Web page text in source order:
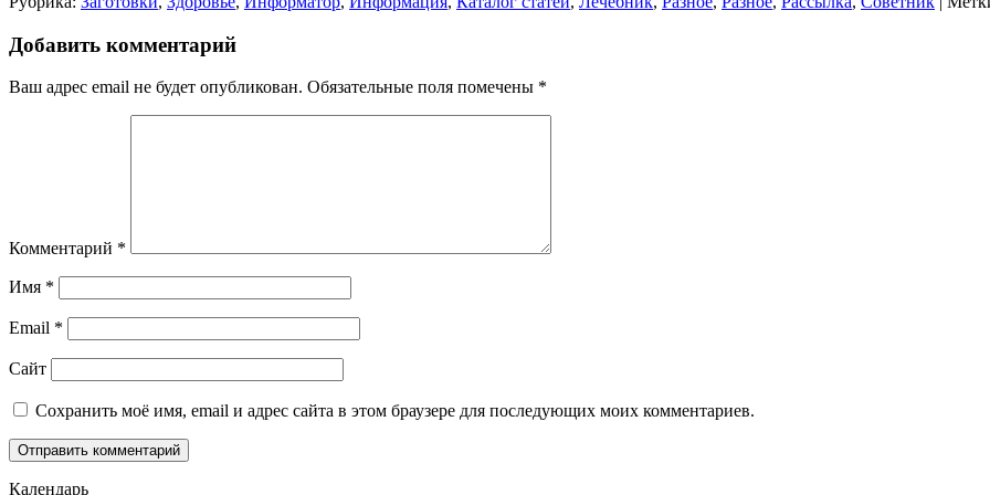
Добавить комментарий
Ваш адрес email не будет опубликован. Обязательные поля помечены *
Комментарий *
Имя *
Email *
Сайт
Сохранить моё имя, email и адрес сайта в этом браузере для последующих моих комментариев.
Календарь